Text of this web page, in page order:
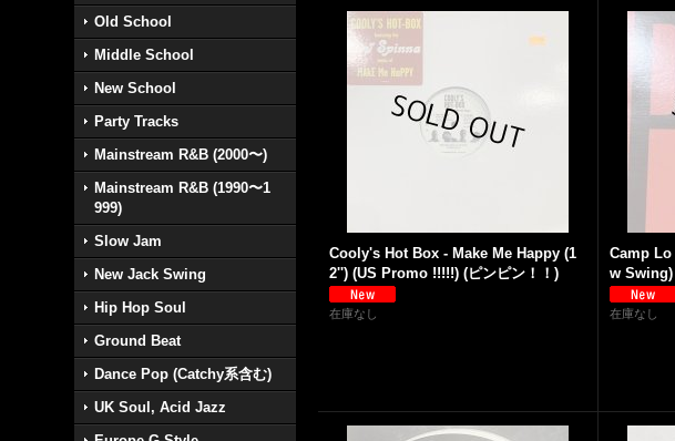
Old School
Middle School
New School
Party Tracks
Mainstream R&B (2000〜)
Mainstream R&B (1990〜1
999)
Slow Jam
New Jack Swing
Hip Hop Soul
Ground Beat
Dance Pop (Catchy系含む)
UK Soul, Acid Jazz
Cooly's Hot Box - Make Me Happy (1
2'') (US Promo !!!!!) (ピンピン！！)
在庫なし
Camp
w Swing)
在庫なし